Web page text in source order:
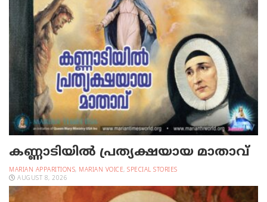
കണ്ണാടിയില്‍ പ്രത്യക്ഷയായ മാതാവ്
MARIAN APPARITIONS, MARIAN VOICE, SPECIAL STORIES
AUGUST 8, 2026